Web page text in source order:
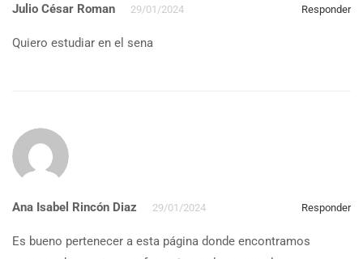
Julio César Roman 29/01/2024 Responder
Quiero estudiar en el sena
Ana Isabel Rincón Diaz 29/01/2024 Responder
Es bueno pertenecer a esta página donde encontramos